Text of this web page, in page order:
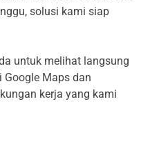
solusi kami siap
untuk melihat langsung
Maps dan
kerja yang kami